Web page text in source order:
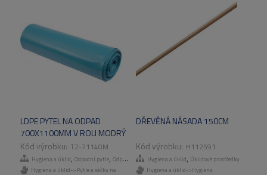
LDPE PYTEL NA ODPAD
700X1100MM V ROLI MODRÝ
25KS/RL
T2-71140M
Hygiena a úklid, Odpadní pytle, Odpadní pytle ,Tašky, pytle a sáčky
Hygiena a úklid->Pytle a sáčky na
DŘEVĚNÁ NÁSADA 150CM
H112591
Hygiena a úklid, Úklidové prostředky
Hygiena a úklid->Hygiena